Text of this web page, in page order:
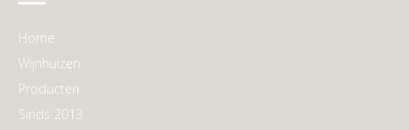
Home
Wijnhuizen
Producten
Sinds 2013